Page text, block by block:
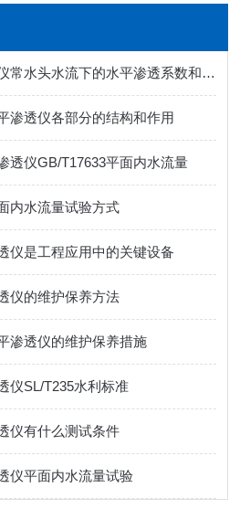
土工布水平渗透测试仪常水头水流下的水平渗透系数和导水率
渗透仪各部分的结构和作用
透仪GB/T17633平面内水流量
内水流量试验方式
仪是工程应用中的关键设备
仪的维护保养方法
渗透仪的维护保养措施
仪SL/T235水利标准
仪有什么测试条件
仪平面内水流量试验